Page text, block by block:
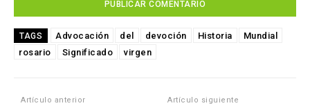
TAGS Advocación del devoción Historia
Mundial
rosario
Significado virgen
Artículo anterior Artículo siguiente